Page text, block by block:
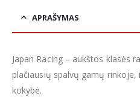
APRAŠYMAS
Japan Racing – aukštos klasės
plačiausių spalvų gamų rinkoje,
kokybė.